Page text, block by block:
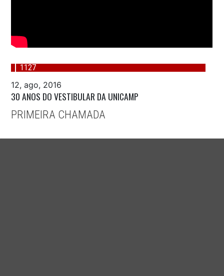
1127
12, ago, 2016
30 ANOS DO VESTIBULAR DA UNICAMP
PRIMEIRA CHAMADA